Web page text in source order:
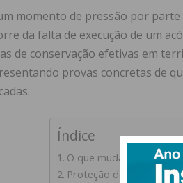
momento de pressão por
da falta de execução de um
de conservação efetivas em
provas concretas de
Índice
O que muda na prática?
Proteção de Espécies e